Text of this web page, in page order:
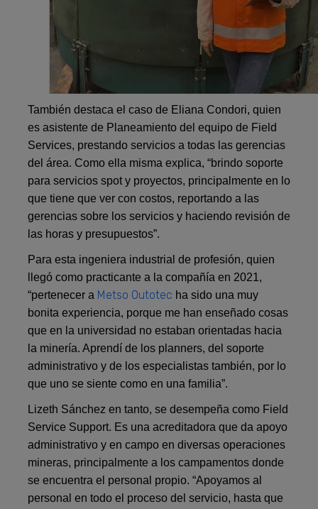
También destaca el caso de Eliana Condori, quien
es asistente de Planeamiento del equipo de Field
Services, prestando servicios a todas las gerencias
del área. Como ella misma explica, “brindo soporte
para servicios spot y proyectos, principalmente en lo
que tiene que ver con costos, reportando a las
gerencias sobre los servicios y haciendo revisión de
las horas y presupuestos”.
Para esta ingeniera industrial de profesión, quien
llegó como practicante a la compañía en 2021,
“pertenecer a Metso Outotec ha sido una muy
bonita experiencia, porque me han enseñado cosas
que en la universidad no estaban orientadas hacia
la minería. Aprendí de los planners, del soporte
administrativo y de los especialistas también, por lo
que uno se siente como en una familia”.
Lizeth Sánchez en tanto, se desempeña como Field
Service Support. Es una acreditadora que da apoyo
administrativo y en campo en diversas operaciones
mineras, principalmente a los campamentos donde
se encuentra el personal propio. “Apoyamos al
personal en todo el proceso del servicio, hasta que